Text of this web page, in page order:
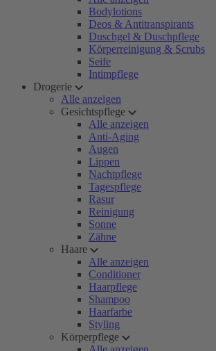
Bodylotions
Deos & Antitranspirants
Duschgel & Duschpflege
Körperreinigung & Scrubs
Seife
Intimpflege
Drogerie
Alle anzeigen
Gesichtspflege
Alle anzeigen
Anti-Aging
Augen
Lippen
Nachtpflege
Tagespflege
Rasur
Reinigung
Sonne
Zähne
Haare
Alle anzeigen
Conditioner
Haarpflege
Shampoo
Haarfarbe
Styling
Körperpflege